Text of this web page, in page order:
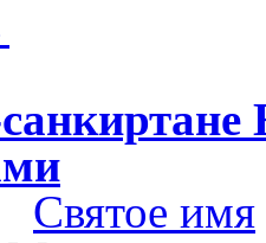
Святое имя